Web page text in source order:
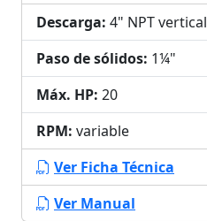
Descarga: 4" NPT vertical
Paso de sólidos: 1¼"
Máx. HP: 20
RPM: variable
Ver Ficha Técnica
Ver Manual